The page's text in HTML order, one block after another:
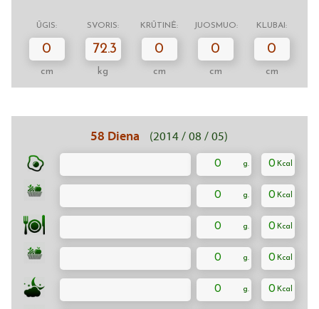
ŪGIS: SVORIS: KRŪTINĖ: JUOSMUO: KLUBAI:
0
cm
72.3
kg
0
cm
0
cm
0
cm
58 Diena (2014 / 08 / 05)
0 0
0 0
0 0
0 0
0 0